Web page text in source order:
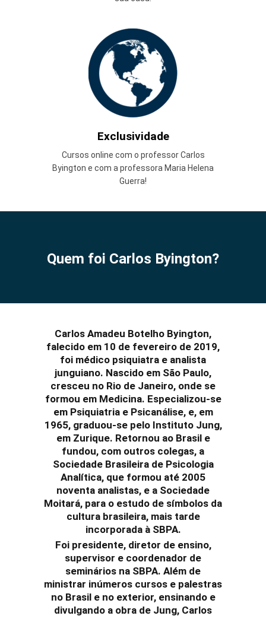
Exclusividade
Cursos online com o professor Carlos
Byington e com a professora Maria Helena
Guerra!
Quem foi Carlos Byington?
Carlos Amadeu Botelho Byington,
falecido em 10 de fevereiro de 2019,
foi médico psiquiatra e analista
junguiano. Nascido em São Paulo,
cresceu no Rio de Janeiro, onde se
formou em Medicina. Especializou-se
em Psiquiatria e Psicanálise, e, em
1965, graduou-se pelo Instituto Jung,
em Zurique. Retornou ao Brasil e
fundou, com outros colegas, a
Sociedade Brasileira de Psicologia
Analítica, que formou até 2005
noventa analistas, e a Sociedade
Moitará, para o estudo de símbolos da
cultura brasileira, mais tarde
incorporada à SBPA.
Foi presidente, diretor de ensino,
supervisor e coordenador de
seminários na SBPA. Além de
ministrar inúmeros cursos e palestras
no Brasil e no exterior, ensinando e
divulgando a obra de Jung, Carlos